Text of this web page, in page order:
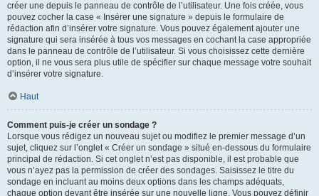
créer une depuis le panneau de contrôle de l’utilisateur. Une fois créée, vous
pouvez cocher la case « Insérer une signature » depuis le formulaire de
rédaction afin d’insérer votre signature. Vous pouvez également ajouter une
signature qui sera insérée à tous vos messages en cochant la case appropriée
dans le panneau de contrôle de l’utilisateur. Si vous choisissez cette dernière
option, il ne vous sera plus utile de spécifier sur chaque message votre souhait
d’insérer votre signature.
Haut
Comment puis-je créer un sondage ?
Lorsque vous rédigez un nouveau sujet ou modifiez le premier message d’un
sujet, cliquez sur l’onglet « Créer un sondage » situé en-dessous du formulaire
principal de rédaction. Si cet onglet n’est pas disponible, il est probable que
vous n’ayez pas la permission de créer des sondages. Saisissez le titre du
sondage en incluant au moins deux options dans les champs adéquats,
chaque option devant être insérée sur une nouvelle ligne. Vous pouvez définir